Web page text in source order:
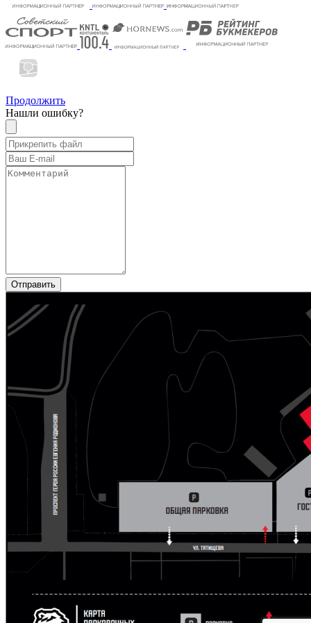
Продолжить
Нашли ошибку?